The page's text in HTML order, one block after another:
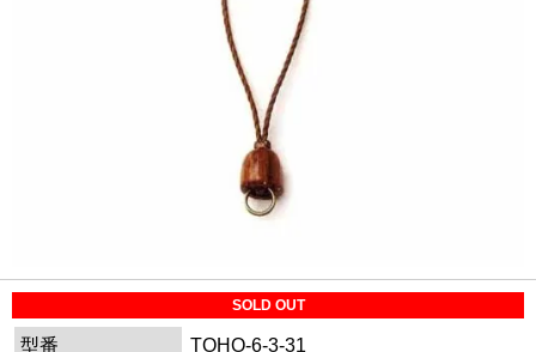
SOLD OUT
型番
TOHO-6-3-31